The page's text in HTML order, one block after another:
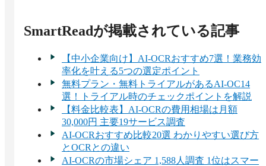
SmartReadが掲載されている記事
【中小企業向け】AI-OCRおすすめ7選！業務効
率化を叶える5つの選定ポイント
無料プラン・無料トライアルがあるAI-OC14
選！トライアル時のチェックポイントを解説
【料金比較表】AI-OCRの費用相場は月額
30,000円 主要19サービス調査
AI-OCRおすすめ比較20選 わかりやすい選び方
とOCRとの違い
AI-OCRの市場シェア 1,588人調査 1位はスマー